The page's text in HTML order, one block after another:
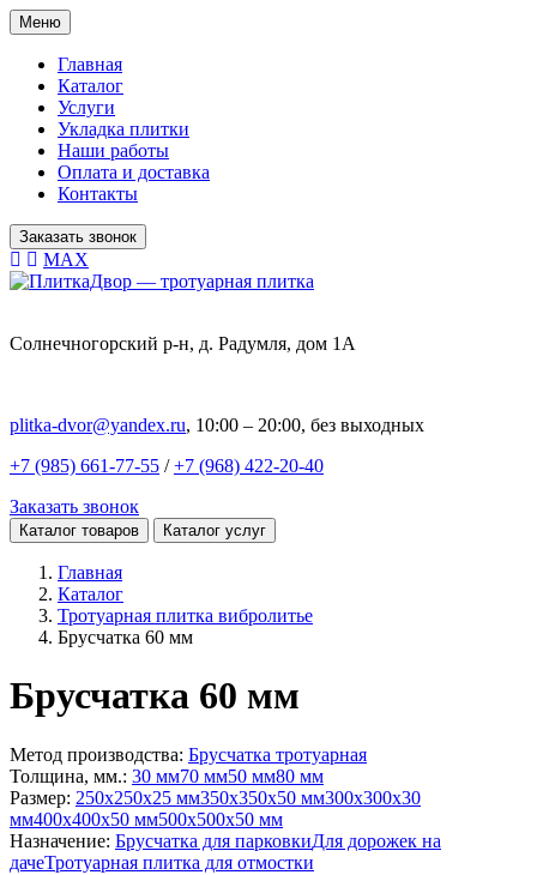
Меню
Главная
Каталог
Услуги
Укладка плитки
Наши работы
Оплата и доставка
Контакты
Заказать звонок
MAX
Солнечногорский р-н, д. Радумля, дом 1А
plitka-dvor@yandex.ru, 10:00 – 20:00, без выходных
+7 (985) 661-77-55 / +7 (968) 422-20-40
Заказать звонок
Каталог товаров Каталог услуг
Главная
Каталог
Тротуарная плитка вибролитье
Брусчатка 60 мм
Брусчатка 60 мм
Метод производства: Брусчатка тротуарная
Толщина, мм.: 30 мм70 мм50 мм80 мм
Размер: 250x250x25 мм350х350х50 мм300x300x30
мм400х400х50 мм500х500х50 мм
Назначение: Брусчатка для парковкиДля дорожек на
дачеТротуарная плитка для отмостки